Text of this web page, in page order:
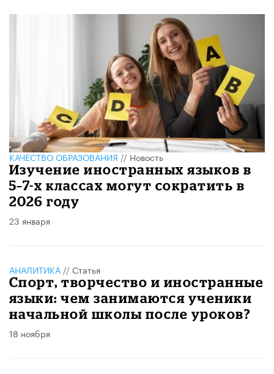
КАЧЕСТВО ОБРАЗОВАНИЯ// Новость
Изучение иностранных языков в
5–7-х классах могут сократить в
2026 году
23 января
АНАЛИТИКА // Статья
Спорт, творчество и иностранные
языки: чем занимаются ученики
начальной школы после уроков?
18 ноября